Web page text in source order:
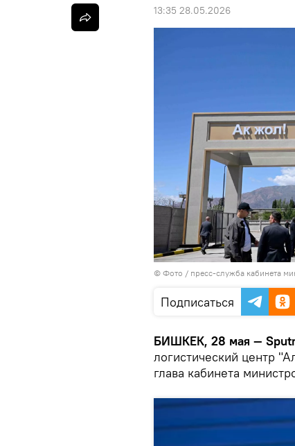
13:35 28.05.2026
© Фото / пресс-служба кабинета
Подписаться
БИШКЕК, 28 мая —
логистический центр
глава кабинета